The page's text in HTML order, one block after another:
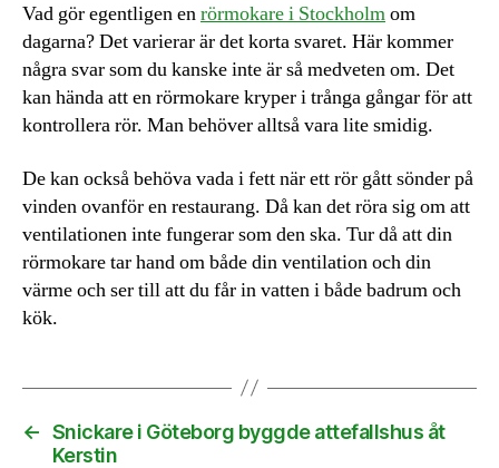
Vad gör egentligen enrörmokare i Stockholmom
dagarna? Det varierar är det korta svaret. Här kommer
några svar som du kanske inte är så medveten om. Det
kan hända att en rörmokare kryper i trånga gångar för att
kontrollera rör. Man behöver alltså vara lite smidig.
De kan också behöva vada i fett när ett rör gått sönder på
vinden ovanför en restaurang. Då kan det röra sig om att
ventilationen inte fungerar som den ska. Tur då att din
rörmokare tar hand om både din ventilation och din
värme och ser till att du får in vatten i både badrum och
kök.
← Snickare i Göteborg byggde attefallshus åt
Kerstin